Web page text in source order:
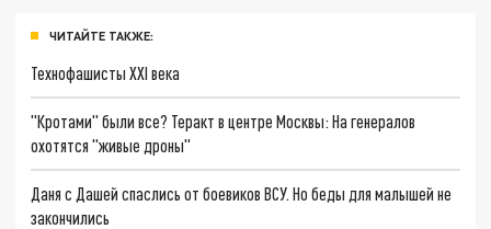
ЧИТАЙТЕ ТАКЖЕ:
Технофашисты XXI века
"Кротами" были все? Теракт в центре Москвы: На генералов
охотятся "живые дроны"
Даня с Дашей спаслись от боевиков ВСУ. Но беды для малышей не
закончились